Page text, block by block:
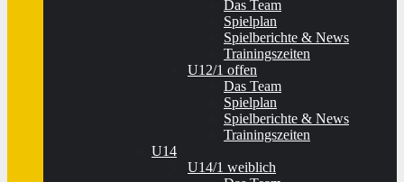
Das Team
Spielplan
Spielberichte & News
Trainingszeiten
U12/1 offen
Das Team
Spielplan
Spielberichte & News
Trainingszeiten
U14
U14/1 weiblich